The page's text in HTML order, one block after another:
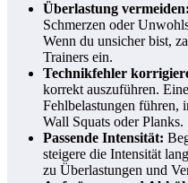
Überlastung vermeiden:
Schmerzen oder
Wenn du unsicher bist,
Trainers ein.
Technikfehler
korrekt auszuführen.
Fehlbelastungen führen,
Wall Squats oder Planks.
Passende Intensität:
steigere die Intensität
zu Überlastungen und